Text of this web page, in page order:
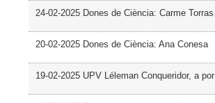
24-02-2025 Dones de Ciència: Carme Torras
20-02-2025 Dones de Ciència: Ana Conesa
19-02-2025 UPV Léleman Conqueridor, a